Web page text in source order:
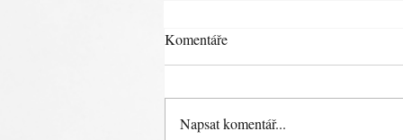
NOVÉ DĚTSKÉ HŘIŠTĚ,
HODIN.
Komentáře
Napsat komentář...